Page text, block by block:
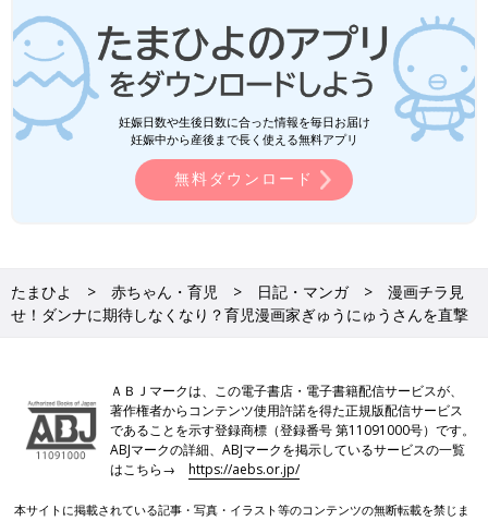
妊娠日数や生後日数に合った情報を毎日お届け
妊娠中から産後まで長く使える無料アプリ
無料ダウンロード
たまひよ 赤ちゃん・育児 日記・マンガ
漫画チラ見
せ！ダンナに期待しなくなり？育児漫画家ぎゅうにゅうさんを直撃
ＡＢＪマークは、この電子書店・電子書籍配信サービスが、
著作権者からコンテンツ使用許諾を得た正規版配信サービス
であることを示す登録商標（登録番号 第11091000号）です。
ABJマークの詳細、ABJマークを掲示しているサービスの一覧
はこちら→https://aebs.or.jp/
本サイトに掲載されている記事・写真・イラスト等のコンテンツの無断転載を禁じま